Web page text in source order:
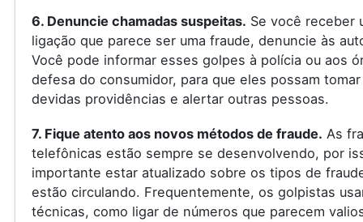
6. Denuncie chamadas suspeitas. Se você receber
ligação que parece ser uma fraude, denuncie às
Você pode informar esses golpes à polícia ou aos
defesa do consumidor, para que eles possam tomar
devidas providências e alertar outras pessoas.
7. Fique atento aos novos métodos de fraude. As
telefônicas estão sempre se desenvolvendo, por
importante estar atualizado sobre os tipos de
estão circulando. Frequentemente, os golpistas
técnicas, como ligar de números que parecem